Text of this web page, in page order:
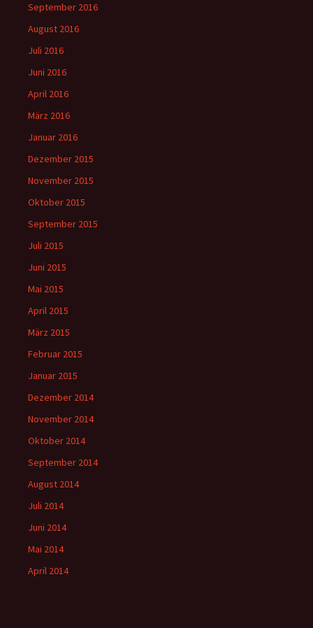
September 2016
August 2016
Juli 2016
Juni 2016
April 2016
März 2016
Januar 2016
Dezember 2015
November 2015
Oktober 2015
September 2015
Juli 2015
Juni 2015
Mai 2015
April 2015
März 2015
Februar 2015
Januar 2015
Dezember 2014
November 2014
Oktober 2014
September 2014
August 2014
Juli 2014
Juni 2014
Mai 2014
April 2014